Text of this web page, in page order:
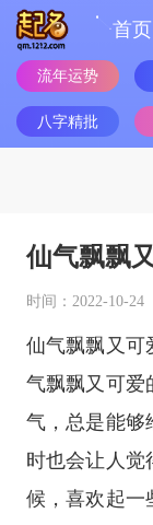
首页
流年运势
八字精批
仙气飘飘
时间：2022-10-24
仙气飘飘又可
气飘飘又可爱
气，总是能够
时也会让人觉
候，喜欢起一